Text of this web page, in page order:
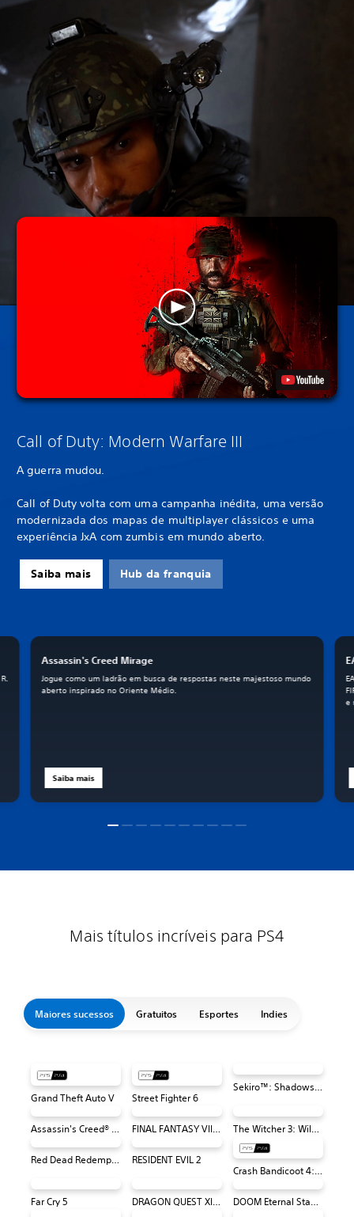
Call of Duty: Modern Warfare III
A guerra mudou.
Call of Duty volta com uma campanha inédita, uma versão
modernizada dos mapas de multiplayer clássicos e uma
experiência JxA com zumbis em mundo aberto.
Saiba mais Hub da franquia
Assassin's Creed Mirage
Jogue como um ladrão em busca de respostas neste majestoso mundo
aberto inspirado no Oriente Médio.
Saiba mais
e
Mais títulos incríveis para PS4
Maiores sucessos Gratuitos Esportes Indies
Grand Theft Auto V Street Fighter 6
Sekiro™: Shadows Die Twice - Edição Jogo do Ano
Assassin's Creed® Odyssey FINAL FANTASY VII REMAKE The Witcher 3: Wild Hunt – Complete Edition
Red Dead Redemption 2
RESIDENT EVIL 2
Crash Bandicoot 4: It's About Time
Far Cry 5 DRAGON QUEST XI S: Echoes of an Elusive Age – Definitive Edition DOOM Eternal Standard Edition